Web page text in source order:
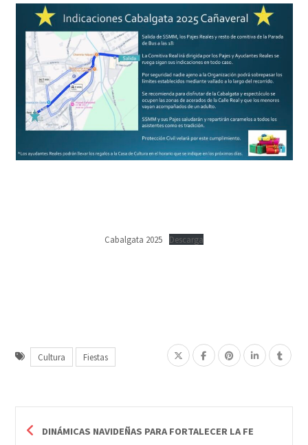
Cabalgata 2025 Descarga
Cultura Fiestas
DINÁMICAS NAVIDEÑAS PARA FORTALECER LA FE